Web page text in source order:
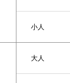
小人
大人